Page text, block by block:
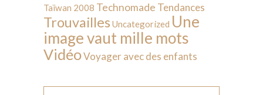
Taïwan 2008 Technomade Tendances
Trouvailles Uncategorized Une
image vaut mille mots
VidéoVoyager avec des enfants